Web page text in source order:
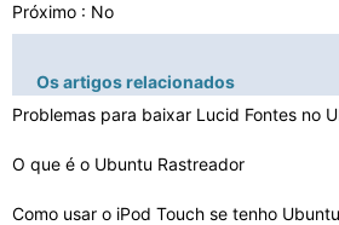
Próximo : No
Os artigos relacionados
Problemas para baixar Lucid Fontes no
O que é o Ubuntu Rastreador